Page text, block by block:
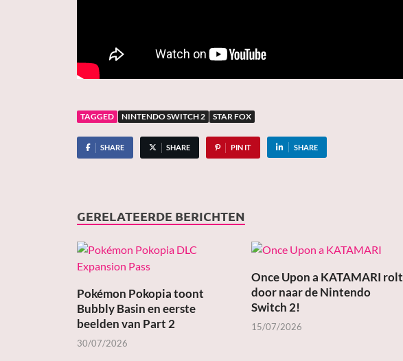
TAGGED NINTENDO SWITCH 2 STAR FOX
SHARE SHARE PIN IT SHARE
GERELATEERDE BERICHTEN
Pokémon Pokopia toont
Bubbly Basin en eerste
beelden van Part 2
30/07/2026
Once Upon a KATAMARI rolt
door naar de Nintendo
Switch 2!
15/07/2026